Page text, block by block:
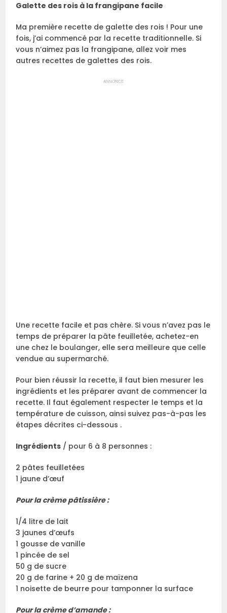
Galette des rois à la frangipane facile
Ma première recette de galette des rois ! Pour une
fois, j’ai commencé par la recette traditionnelle. Si
vous n’aimez pas la frangipane, allez voir mes
autres recettes de galettes des rois.
ANNONCE
Une recette facile et pas chère. Si vous n’avez pas le
temps de préparer la pâte feuilletée, achetez-en
une chez le boulanger, elle sera meilleure que celle
vendue au supermarché.
Pour bien réussir la recette, il faut bien mesurer les
ingrédients et les préparer avant de commencer la
recette. Il faut également respecter le temps et la
température de cuisson, ainsi suivez pas-à-pas les
étapes décrites ci-dessous .
Ingrédients / pour 6 à 8 personnes :
2 pâtes feuilletées
1 jaune d’œuf
Pour la crème pâtissière :
1/4 litre de lait
3 jaunes d’œufs
1 gousse de vanille
1 pincée de sel
50 g de sucre
20 g de farine + 20 g de maïzena
1 noisette de beurre pour tamponner la surface
Pour la crème d’amande :